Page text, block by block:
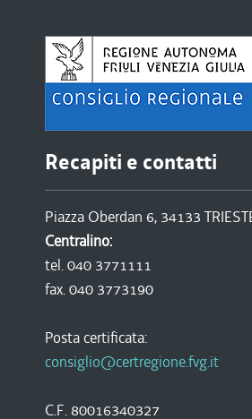
Recapiti e contatti
Piazza Oberdan 6, 34133
Centralino:
tel. 040 3771111
fax. 040 3773190
Posta certificata:
consiglio@certregione.fvg.it
C.F. 80016340327